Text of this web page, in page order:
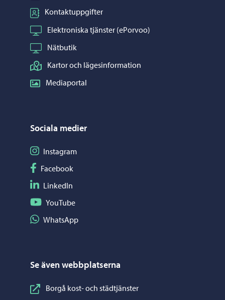
Kontaktuppgifter
Elektroniska tjänster (ePorvoo)
Nätbutik
Kartor och lägesinformation
Mediaportal
Sociala medier
Följ på Instagram
Instagram
Följ på Facebook
Facebook
Följ på LinkedIn
LinkedIn
Följ på YouTube
YouTube
Dela på WhatsApp
WhatsApp
Se även webbplatserna
Borgå kost- och städtjänster